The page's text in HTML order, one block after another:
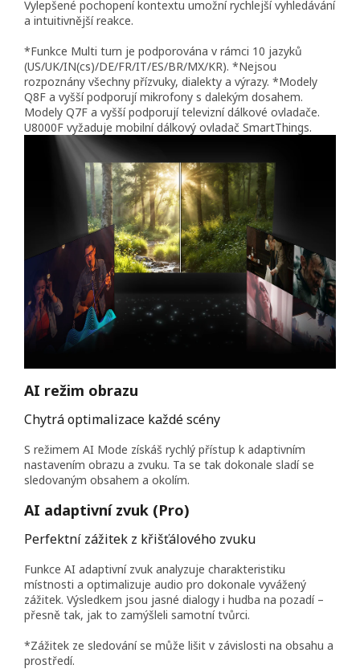
Vylepšené pochopení kontextu umožní rychlejší vyhledávání
a intuitivnější reakce.
*Funkce Multi turn je podporována v rámci 10 jazyků
(US/UK/IN(cs)/DE/FR/IT/ES/BR/MX/KR). *Nejsou
rozpoznány všechny přízvuky, dialekty a výrazy. *Modely
Q8F a vyšší podporují mikrofony s dalekým dosahem.
Modely Q7F a vyšší podporují televizní dálkové ovladače.
U8000F vyžaduje mobilní dálkový ovladač SmartThings.
AI režim obrazu
Chytrá optimalizace každé scény
S režimem AI Mode získáš rychlý přístup k adaptivním
nastavením obrazu a zvuku. Ta se tak dokonale sladí se
sledovaným obsahem a okolím.
AI adaptivní zvuk (Pro)
Perfektní zážitek z křišťálového zvuku
Funkce AI adaptivní zvuk analyzuje charakteristiku
místnosti a optimalizuje audio pro dokonale vyvážený
zážitek. Výsledkem jsou jasné dialogy i hudba na pozadí –
přesně tak, jak to zamýšleli samotní tvůrci.
*Zážitek ze sledování se může lišit v závislosti na obsahu a
prostředí.